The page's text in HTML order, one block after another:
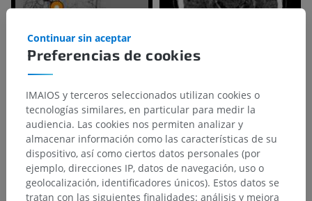
Preferencias de cookies
Continuar sin aceptar
IMAIOS y terceros seleccionados utilizan cookies o
tecnologías similares, en particular para medir la
audiencia. Las cookies nos permiten analizar y
almacenar información como las características de su
dispositivo, así como ciertos datos personales (por
ejemplo, direcciones IP, datos de navegación, uso o
geolocalización, identificadores únicos). Estos datos se
tratan con las siguientes finalidades: análisis y mejora